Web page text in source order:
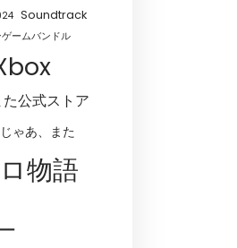
Soundtrack
ームバンドル
た公式ストア
じゃあ、また
物語